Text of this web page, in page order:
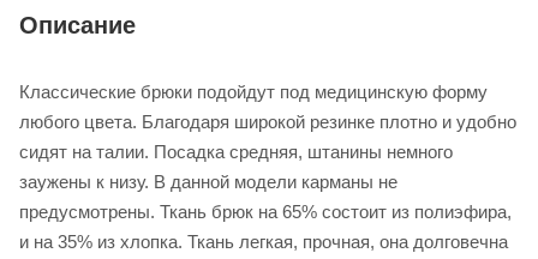
Описание
Классические брюки подойдут под медицинскую форму
любого цвета. Благодаря широкой резинке плотно и удобно
сидят на талии. Посадка средняя, штанины немного
заужены к низу. В данной модели карманы не
предусмотрены. Ткань брюк на 65% состоит из полиэфира,
и на 35% из хлопка. Ткань легкая, прочная, она долговечна